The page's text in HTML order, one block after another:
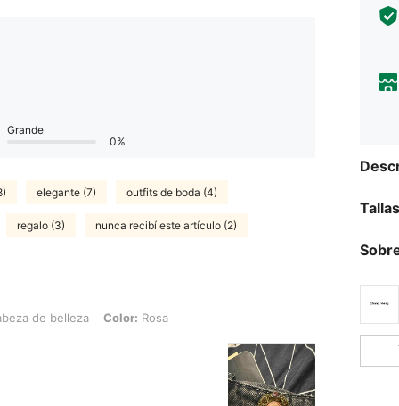
Grande
0%
elegante (7) outfits de boda (4)
regalo (3) nunca recibí este artículo (2)
Color: Rosa
de belleza Color: Rosa